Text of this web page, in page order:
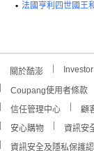
• 法國亨利四世國王
關於酷澎
Coupang使用者條款
信任管理中心
顧
安心購物
資訊安
資訊安全及隱私保護